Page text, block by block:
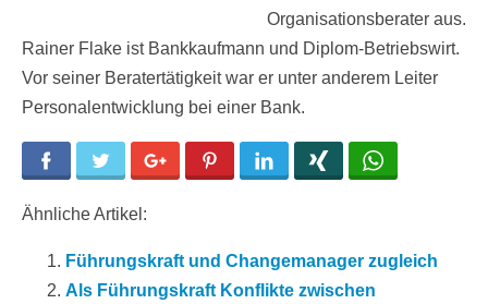
Organisationsberater aus.
Rainer Flake ist Bankkaufmann und Diplom-Betriebswirt.
Vor seiner Beratertätigkeit war er unter anderem Leiter
Personalentwicklung bei einer Bank.
Facebook Twitter Google+ Pinterest LinkedIn
Ähnliche Artikel:
Führungskraft und Changemanager zugleich
Als Führungskraft Konflikte zwischen